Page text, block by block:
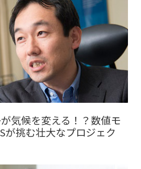
気候を変える！？数値モ
が挑む壮大なプロジェク